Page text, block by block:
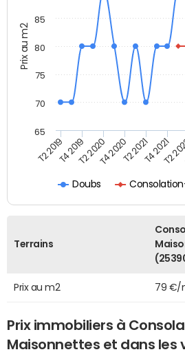
Prix au m2
Doubs
T2 2019T4 2019T2 2020T4 2020T2 2021T4 2021
T2
65
70
75
80
85
Terrains
Prix au m2 79 €/
Prix immobiliers à
Maisonnettes et dans les